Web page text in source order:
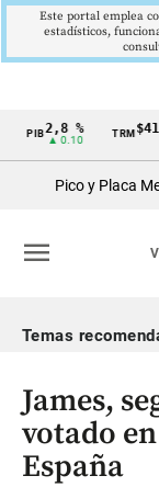
Cintillo
Colombia
2,8 %
▲ 0.10
TRM
▲
Pico y Placa
menu
Temas
James,
votado
España
Este portal emplea
estadísticos,